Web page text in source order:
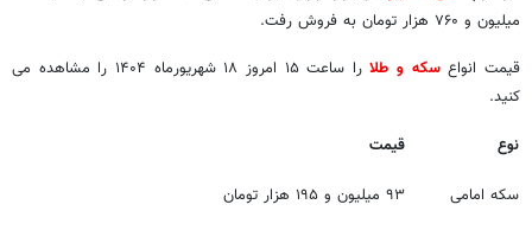
میلیون و ۷۶۰ هزار تومان به فروش رفت.
قیمت انواعسکه و طلا
را ساعت ۱۵ امروز ۱۸ شهریورماه ۱۴۰۴ را مشاهده می
کنید.
نوع قیمت
سکه امامی ۹۳ میلیون و ۱۹۵ هزار تومان